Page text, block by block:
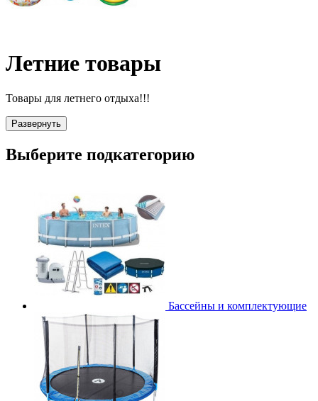
Летние товары
Товары для летнего отдыха!!!
Развернуть
Выберите подкатегорию
Бассейны и комплектующие